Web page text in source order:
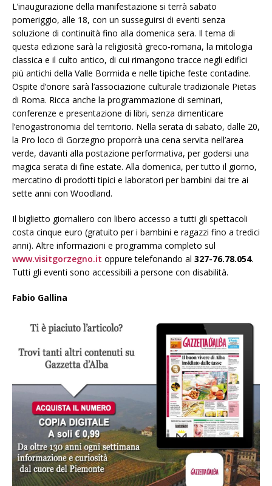
L’inaugurazione della manifestazione si terrà sabato
pomeriggio, alle 18, con un susseguirsi di eventi senza
soluzione di continuità fino alla domenica sera. Il tema di
questa edizione sarà la religiosità greco-romana, la mitologia
classica e il culto antico, di cui rimangono tracce negli edifici
più antichi della Valle Bormida e nelle tipiche feste contadine.
Ospite d’onore sarà l’associazione culturale tradizionale Pietas
di Roma. Ricca anche la programmazione di seminari,
conferenze e presentazione di libri, senza dimenticare
l’enogastronomia del territorio. Nella serata di sabato, dalle 20,
la Pro loco di Gorzegno proporrà una cena servita nell’area
verde, davanti alla postazione performativa, per godersi una
magica serata di fine estate. Alla domenica, per tutto il giorno,
mercatino di prodotti tipici e laboratori per bambini dai tre ai
sette anni con Woodland.
Il biglietto giornaliero con libero accesso a tutti gli spettacoli
costa cinque euro (gratuito per i bambini e ragazzi fino a tredici
anni). Altre informazioni e programma completo sul
www.visitgorzegno.it oppure telefonando al 327-76.78.054.
Tutti gli eventi sono accessibili a persone con disabilità.
Fabio Gallina